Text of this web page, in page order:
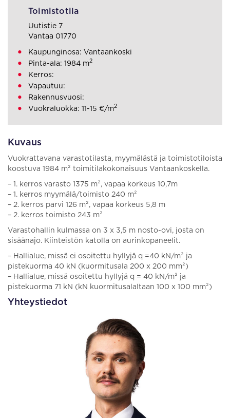
Kuvaus
Vuokrattavana varastotilasta, myymälästä ja toimistotiloista
koostuva 1984 m² toimitilakokonaisuus Vantaankoskella.
– 1. kerros varasto 1375 m², vapaa korkeus 10,7m
– 1. kerros myymälä/toimisto 240 m²
– 2. kerros parvi 126 m², vapaa korkeus 5,8 m
– 2. kerros toimisto 243 m²
Varastohallin kulmassa on 3 x 3,5 m nosto-ovi, josta on
sisäänajo. Kiinteistön katolla on aurinkopaneelit.
– Hallialue, missä ei osoitettu hyllyjä q =40 kN/m² ja
pistekuorma 40 kN (kuormitusala 200 x 200 mm²)
– Hallialue, missä osoitettu hyllyjä q = 40 kN/m² ja
pistekuorma 71 kN (kN kuormitusalaltaan 100 x 100 mm²)
Yhteystiedot
Toimistotila
Uutistie 7
Vantaa 01770
Kaupunginosa: Vantaankoski
Pinta-ala: 1984 m2
Kerros:
Vapautuu:
Rakennusvuosi:
Vuokraluokka: 11-15 €/m2